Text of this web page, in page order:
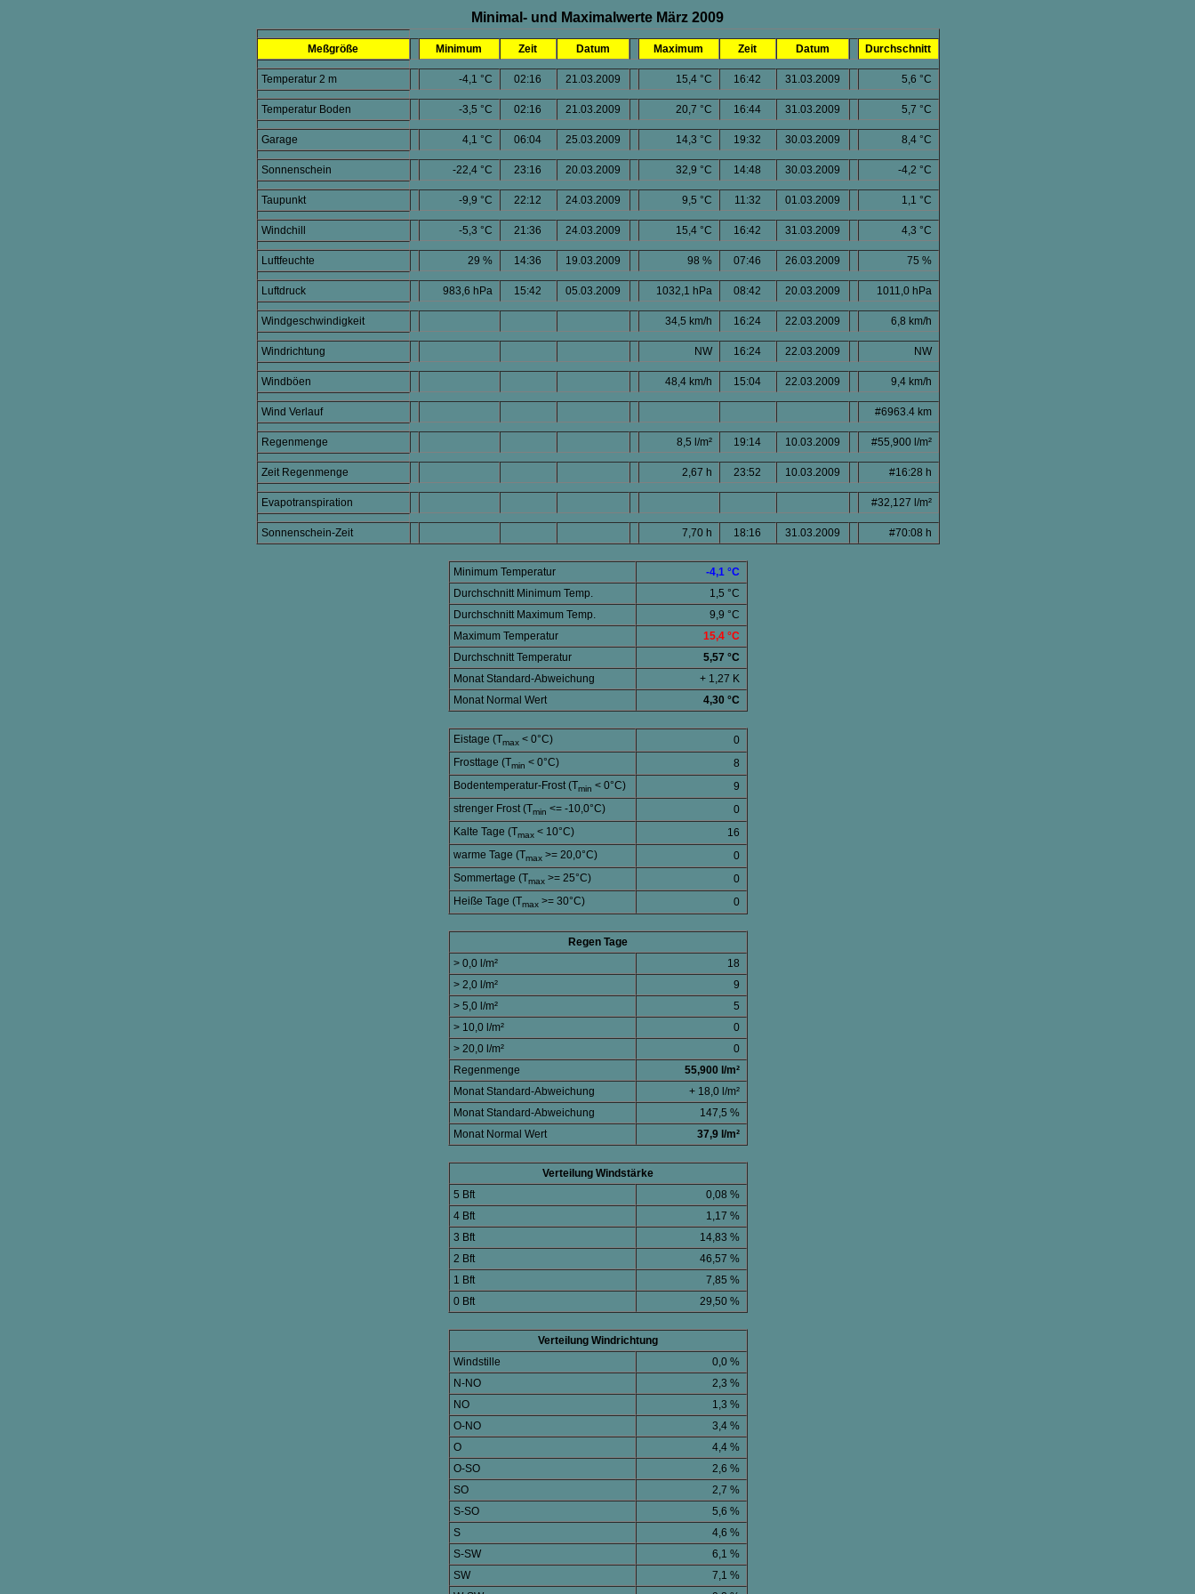
Minimal- und Maximalwerte März 2009
Meßgröße Minimum Zeit Datum Maximum Zeit Datum Durchschnitt
Temperatur 2 m -4,1 °C 02:16 21.03.2009 15,4 °C 16:42 31.03.2009 5,6 °C
Temperatur Boden -3,5 °C 02:16 21.03.2009 20,7 °C 16:44 31.03.2009 5,7 °C
Garage 4,1 °C 06:04 25.03.2009 14,3 °C 19:32 30.03.2009 8,4 °C
Sonnenschein -22,4 °C 23:16 20.03.2009 32,9 °C 14:48 30.03.2009 -4,2 °C
Taupunkt -9,9 °C 22:12 24.03.2009 9,5 °C 11:32 01.03.2009 1,1 °C
Windchill -5,3 °C 21:36 24.03.2009 15,4 °C 16:42 31.03.2009 4,3 °C
Luftfeuchte 29 % 14:36 19.03.2009 98 % 07:46 26.03.2009 75 %
Luftdruck 983,6 hPa 15:42 05.03.2009 1032,1 hPa 08:42 20.03.2009 1011,0 hPa
Windgeschwindigkeit 34,5 km/h 16:24 22.03.2009 6,8 km/h
Windrichtung NW 16:24 22.03.2009 NW
Windböen 48,4 km/h 15:04 22.03.2009 9,4 km/h
Wind Verlauf #6963.4 km
Regenmenge 8,5 l/m² 19:14 10.03.2009 #55,900 l/m²
Zeit Regenmenge 2,67 h 23:52 10.03.2009 #16:28 h
Evapotranspiration #32,127 l/m²
Sonnenschein-Zeit 7,70 h 18:16 31.03.2009 #70:08 h
Minimum Temperatur
-4,1 °C
Durchschnitt Minimum Temp.
1,5 °C
Durchschnitt Maximum Temp.
9,9 °C
Maximum Temperatur
15,4 °C
Durchschnitt Temperatur
5,57 °C
Monat Standard-Abweichung
+ 1,27 K
Monat Normal Wert
4,30 °C
Eistage (Tmax< 0°C)
0
Frosttage (Tmin < 0°C)
8
Bodentemperatur-Frost (Tmin < 0°C)
9
strenger Frost (Tmin <= -10,0°C)
0
Kalte Tage (Tmax< 10°C)
16
warme Tage (Tmax>= 20,0°C)
0
Sommertage (Tmax>= 25°C)
0
Heiße Tage (Tmax>= 30°C) 0
Regen Tage
> 0,0 l/m²
18
> 2,0 l/m²
9
> 5,0 l/m²
5
> 10,0 l/m²
0
> 20,0 l/m²
0
Regenmenge
55,900 l/m²
Monat Standard-Abweichung
+ 18,0 l/m²
Monat Standard-Abweichung
147,5 %
Monat Normal Wert
37,9 l/m²
Verteilung Windstärke
5 Bft
0,08 %
4 Bft
1,17 %
3 Bft
14,83 %
2 Bft
46,57 %
1 Bft
7,85 %
0 Bft
29,50 %
Verteilung Windrichtung
Windstille
0,0 %
N-NO
2,3 %
NO
1,3 %
O-NO
3,4 %
O
4,4 %
O-SO
2,6 %
SO
2,7 %
S-SO
5,6 %
S
4,6 %
S-SW
6,1 %
SW
7,1 %